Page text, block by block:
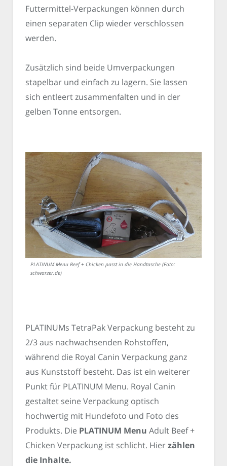
Futtermittel-Verpackungen können durch
einen separaten Clip wieder verschlossen
werden.
Zusätzlich sind beide Umverpackungen
stapelbar und einfach zu lagern. Sie lassen
sich entleert zusammenfalten und in der
gelben Tonne entsorgen.
PLATINUM Menu Beef + Chicken passt in die Handtasche (Foto:
schwarzer.de)
PLATINUMs TetraPak Verpackung besteht zu
2/3 aus nachwachsenden Rohstoffen,
während die Royal Canin Verpackung ganz
aus Kunststoff besteht. Das ist ein weiterer
Punkt für PLATINUM Menu. Royal Canin
gestaltet seine Verpackung optisch
hochwertig mit Hundefoto und Foto des
Produkts. Die PLATINUM Menu Adult Beef +
Chicken Verpackung ist schlicht. Hierzählen
die Inhalte.